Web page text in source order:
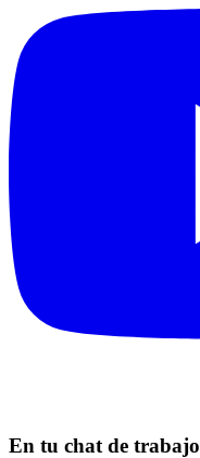
En tu chat de trabajo